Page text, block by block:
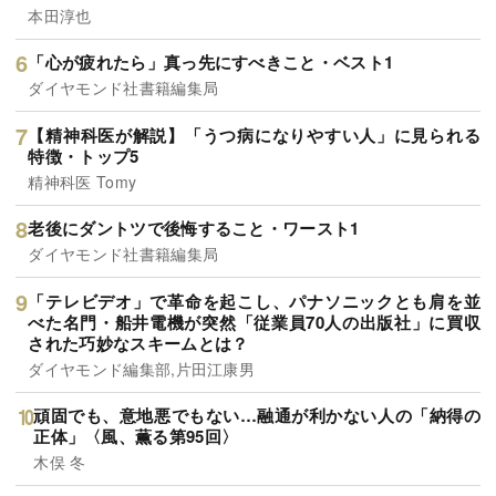
本田淳也
「心が疲れたら」真っ先にすべきこと・ベスト1
ダイヤモンド社書籍編集局
【精神科医が解説】「うつ病になりやすい人」に見られる
特徴・トップ5
精神科医 Tomy
老後にダントツで後悔すること・ワースト1
ダイヤモンド社書籍編集局
「テレビデオ」で革命を起こし、パナソニックとも肩を並
べた名門・船井電機が突然「従業員70人の出版社」に買収
された巧妙なスキームとは？
ダイヤモンド編集部,片田江康男
頑固でも、意地悪でもない…融通が利かない人の「納得の
正体」〈風、薫る第95回〉
木俣 冬